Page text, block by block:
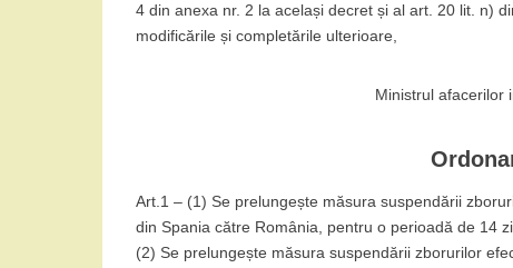
4 din anexa nr. 2 la același decret și al art. 20 lit. n)
modificările și completările ulterioare,
Ministrul afacerilor
Art.1 – (1) Se prelungește măsura suspendării
din Spania către România, pentru o perioadă de 14
(2) Se prelungește măsura suspendării zborurilor